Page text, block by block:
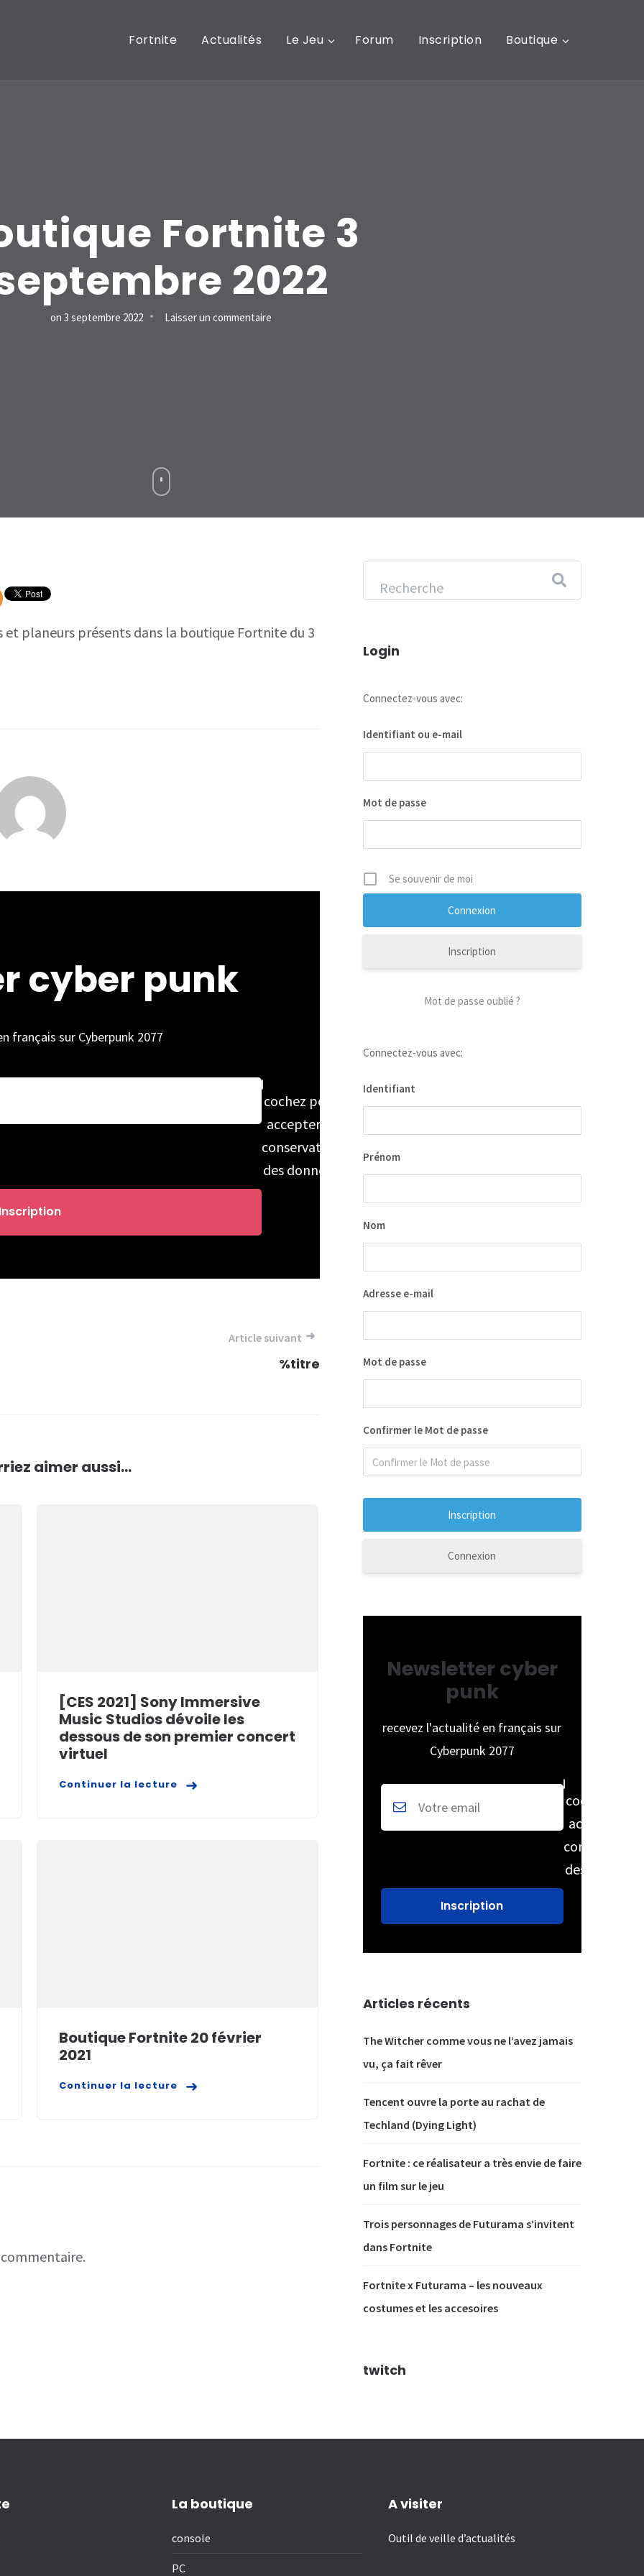
Fortnite Actualités Le Jeu Forum Inscription Boutique
Fortnite 3
2022
on 3 septembre 2022 Laisser un commentaire
et planeurs présents dans la boutique Fortnite du 3
cyber punk
français sur Cyberpunk 2077
cochez pour
accepter la
conservation
des données
Article suivant
%titre
aimer aussi...
[CES 2021] Sony Immersive
Music Studios dévoile les
dessous de son premier concert
virtuel
Continuer la lecture
Boutique Fortnite 20 février
2021
Continuer la lecture
Login
Connectez-vous avec:
Identifiant ou e-mail
Mot de passe
Se souvenir de moi
Inscription
Mot de passe oublié ?
Connectez-vous avec:
Identifiant
Prénom
Nom
Adresse e-mail
Mot de passe
Confirmer le Mot de passe
Connexion
Newsletter cyber
punk
recevez l'actualité en français sur
Cyberpunk 2077
cochez pour
accepter la
conservation
des données
Articles récents
The Witcher comme vous ne l’avez jamais
vu, ça fait rêver
Tencent ouvre la porte au rachat de
Techland (Dying Light)
Fortnite : ce réalisateur a très envie de faire
un film sur le jeu
Trois personnages de Futurama s’invitent
dans Fortnite
Fortnite x Futurama – les nouveaux
costumes et les accesoires
twitch
La boutique
console
PC
A visiter
Outil de veille d’actualités